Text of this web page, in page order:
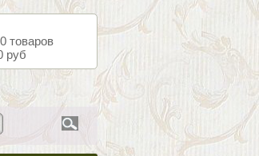
0 товаров
руб